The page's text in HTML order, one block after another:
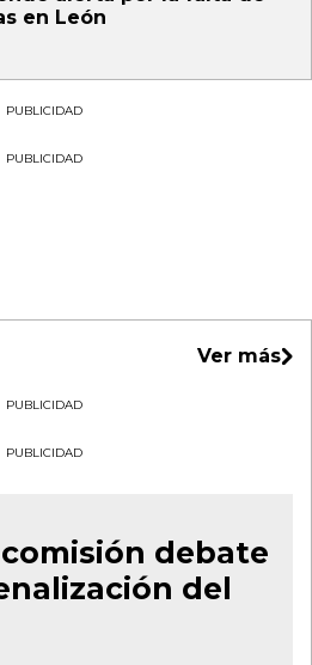
en León
PUBLICIDAD
PUBLICIDAD
Ver más
PUBLICIDAD
PUBLICIDAD
debate
del